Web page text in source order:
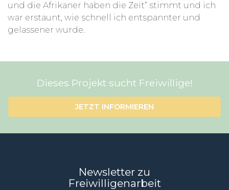
und die Afrikaner haben die Zeit“ stimmt und ich
war erstaunt, wie schnell ich entspannter und
gelassener wurde.
Dieses Projekt sucht Freiwillige!
JETZT INFORMIEREN
Newsletter zu
Freiwilligenarbeit